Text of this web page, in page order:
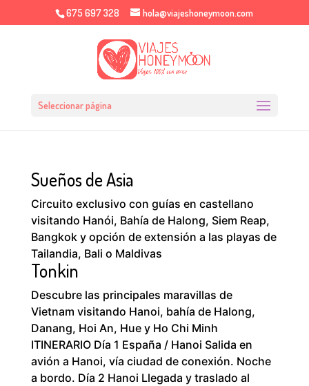
675 697 328 hola@viajeshoneymoon.com
Seleccionar página
Sueños de Asia
Circuito exclusivo con guías en castellano
visitando Hanói, Bahía de Halong, Siem Reap,
Bangkok y opción de extensión a las playas de
Tailandia, Bali o Maldivas
Tonkin
Descubre las principales maravillas de
Vietnam visitando Hanoi, bahía de Halong,
Danang, Hoi An, Hue y Ho Chi Minh
ITINERARIO Día 1 España / Hanoi Salida en
avión a Hanoi, vía ciudad de conexión. Noche
a bordo. Día 2 Hanoi Llegada y traslado al